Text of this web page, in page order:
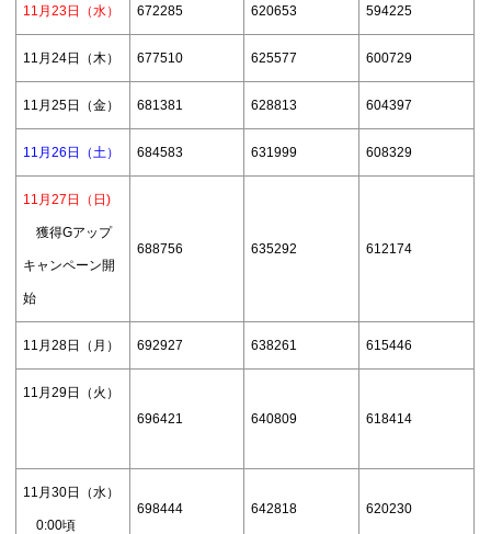
11月23日（水） 672285 620653 594225
11月24日（木） 677510 625577 600729
11月25日（金） 681381 628813 604397
11月26日（土） 684583 631999 608329
11月27日（日)
獲得Gアップ
キャンペーン開
始
688756 635292 612174
11月28日（月） 692927 638261 615446
11月29日（火）
696421
640809 618414
11月30日（水）
0:00頃
698444 642818 620230